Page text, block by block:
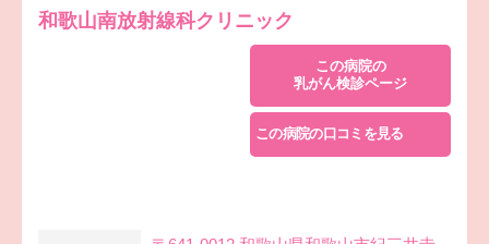
和歌山南放射線科クリニック
この病院の
乳がん検診ページ
この病院の口コミを見る